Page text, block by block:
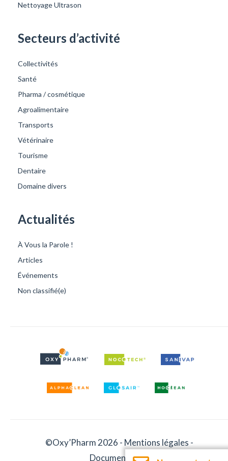
Nettoyage Ultrason
Secteurs d’activité
Collectivités
Santé
Pharma / cosmétique
Agroalimentaire
Transports
Vétérinaire
Tourisme
Dentaire
Domaine divers
Actualités
À Vous la Parole !
Articles
Événements
Non classifié(e)
©Oxy’Pharm 2026 - Mentions légales -
Documentation